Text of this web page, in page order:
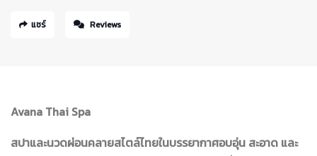
แชร์ Reviews
Avana Thai Spa
สปาและนวดผ่อนคลายสไตล์ไทยในบรรยากาศอบอุ่น สะอาด และ